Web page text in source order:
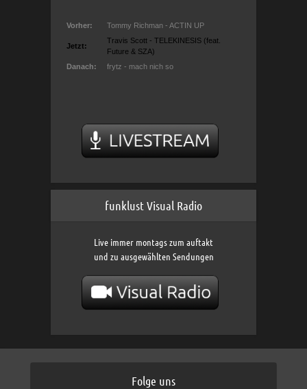
funklust Visual Radio
Live immer montags zum auftakt
und zu ausgewählten Sendungen
Folge uns